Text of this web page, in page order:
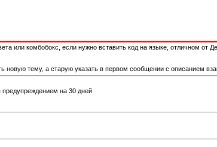
или комбобокс, если нужно вставить код на языке, отличном от
новую тему, а старую указать в первом сообщении с описанием
на 30 дней.